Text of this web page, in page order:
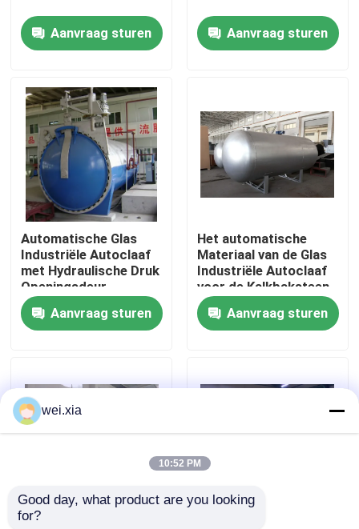
Producten
Video's
Over ons
Fabriekstocht
Kwaliteitscontrole
Nieuws
AAC-Autoclaaf
Aanvraag sturen Aanvraag sturen
Automatische Glas
Industriële Autoclaaf
met Hydraulische Druk
Openingsdeur
Aanvraag sturen
Het automatische
Materiaal van de Glas
Industriële Autoclaaf
voor de Kalkbaksteen
van het Stoomzand
Aanvraag sturen
Industriële de
wei.xia
10:52 PM
Good day, what product are you looking
for?